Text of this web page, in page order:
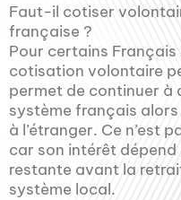
Faut-il cotiser
française ?
Pour certains
cotisation volontaire
permet de continuer à
système français alors
à l’étranger. Ce n’est
car son intérêt dépend
restante avant la
système local.